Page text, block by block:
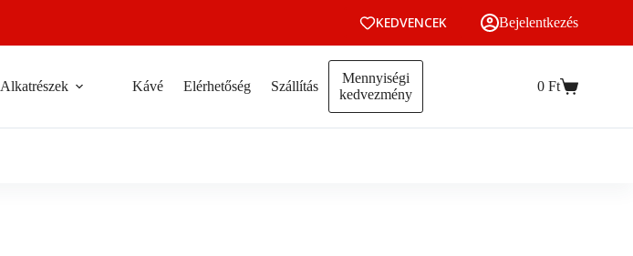
KEDVENCEK Bejelentkezés
Alkatrészek Kávé Elérhetőség Szállítás
Mennyiségi
kedvezmény
Kosár
0 Ft